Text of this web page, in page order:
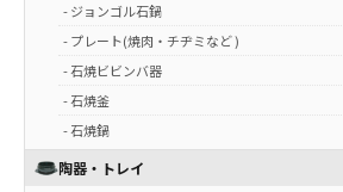
- ジョンゴル石鍋
- プレート(焼肉・チヂミなど )
- 石焼ビビンバ器
- 石焼釜
- 石焼鍋
陶器・トレイ